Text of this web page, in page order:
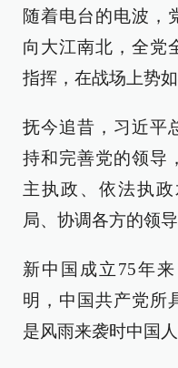
随着电台的电波，
向大江南北，全党
指挥，在战场上势
抚今追昔，习近平
持和完善党的领导
主执政、依法执
局、协调各方的领导
新中国成立75年
明，中国共产党所
是风雨来袭时中国